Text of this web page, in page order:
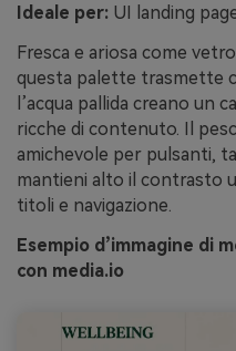
Ideale per: UI landing
Fresca e ariosa come
questa palette trasmette
l’acqua pallida creano un
ricche di contenuto. Il
amichevole per pulsanti,
mantieni alto il contrasto
titoli e navigazione.
Esempio d’immagine di
con media.io